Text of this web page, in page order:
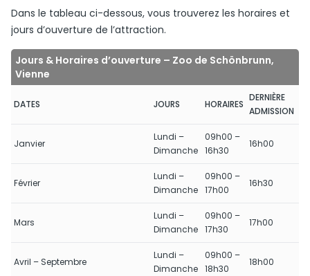
Dans le tableau ci-dessous, vous trouverez les horaires et
jours d’ouverture de l’attraction.
Jours & Horaires d’ouverture – Zoo de Schönbrunn,
Vienne
DATES JOURS HORAIRES
DERNIÈRE
ADMISSION
Janvier
Lundi –
Dimanche
09h00 –
16h30
16h00
Février
Lundi –
Dimanche
09h00 –
17h00
16h30
Mars
Lundi –
Dimanche
09h00 –
17h30
17h00
Avril – Septembre
Lundi –
Dimanche
09h00 –
18h30
18h00